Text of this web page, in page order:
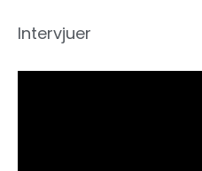
Intervjuer